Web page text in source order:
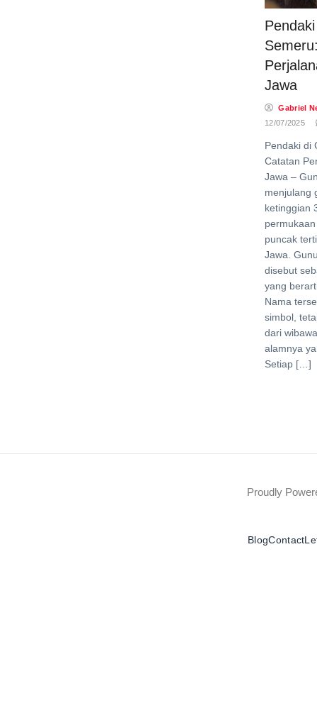
Jawa
Gabriel
12/07/2025
Pendaki di
Catatan
Jawa –
menjulang
ketinggian
puncak
Jawa.
disebut
yang
Nama
simbol,
dari
alamnya
Setiap […]
Proudly
BlogContact